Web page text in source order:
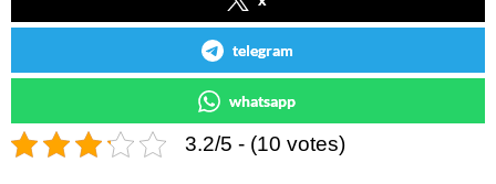
telegram
whatsapp
3.2/5 - (10 votes)